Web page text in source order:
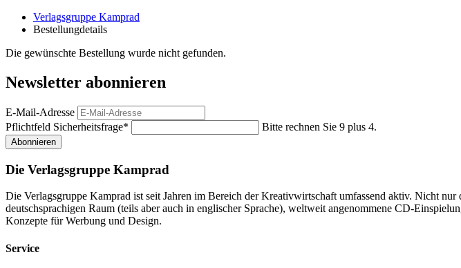
Verlagsgruppe Kamprad
Bestellungdetails
Die gewünschte Bestellung wurde nicht gefunden.
Newsletter abonnieren
E-Mail-Adresse
Pflichtfeld Sicherheitsfrage* Bitte rechnen Sie 9 plus 4.
Abonnieren
Die Verlagsgruppe Kamprad
Die Verlagsgruppe Kamprad ist seit Jahren im Bereich der Kreativwirtschaft umfassend aktiv. Nicht
deutschsprachigen Raum (teils aber auch in englischer Sprache), weltweit angenommene CD-
Konzepte für Werbung und Design.
Service